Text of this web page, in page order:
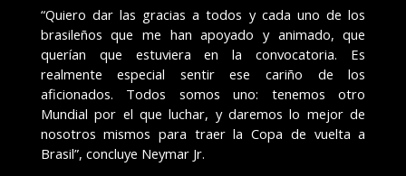
“Quiero dar las gracias a todos y cada uno de los
brasileños que me han apoyado y animado, que
querían que estuviera en la convocatoria. Es
realmente especial sentir ese cariño de los
aficionados. Todos somos uno: tenemos otro
Mundial por el que luchar, y daremos lo mejor de
nosotros mismos para traer la Copa de vuelta a
Brasil”, concluye Neymar Jr.